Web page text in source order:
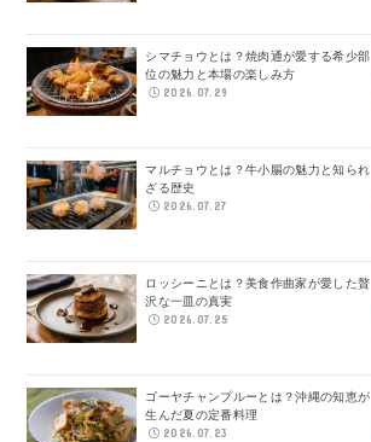
シマチョウとは？焼肉通が愛する希少部
位の魅力と本場の楽しみ方
2026.07.29
マルチョウとは？牛小腸の魅力と知られ
ざる歴史
2026.07.27
ロッシーニとは？美食作曲家が愛した贅
沢な一皿の真実
2026.07.25
ゴーヤチャンプルーとは？沖縄の知恵が
生んだ夏の定番料理
2026.07.23